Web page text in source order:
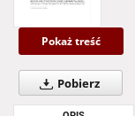
Pokaż treść
Pobierz